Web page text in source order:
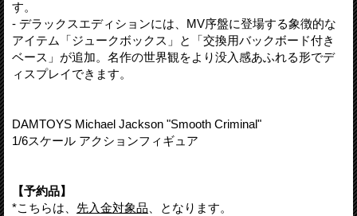
す。
- デラックスエディションには、MV序盤に登場する象徴的な
アイテム「ジュークボックス」と「交換用バックボード付き
ベース」が追加。名作の世界観をより没入感あふれる形でデ
ィスプレイできます。
DAMTOYS Michael Jackson "Smooth Criminal"
1/6スケール アクションフィギュア
【予約品】
*こちらは、 先入金対象品 、となります。